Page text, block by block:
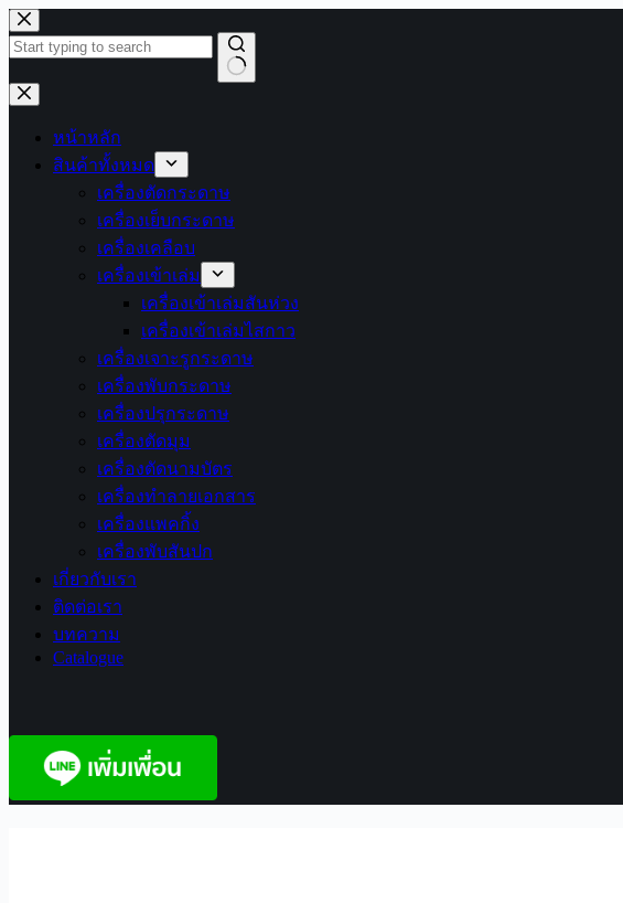
Skip
to
content
No
results
หน้าหลัก
สินค้าทั้งหมด
เครื่องตัดกระดาษ
เครื่องเย็บกระดาษ
เครื่องเคลือบ
เครื่องเข้าเล่ม
เครื่องเข้าเล่มสันห่วง
เครื่องเข้าเล่มไสกาว
เครื่องเจาะรูกระดาษ
เครื่องพับกระดาษ
เครื่องปรุกระดาษ
เครื่องตัดมุม
เครื่องตัดนามบัตร
เครื่องทำลายเอกสาร
เครื่องแพคกิ้ง
เครื่องพับสันปก
เกี่ยวกับเรา
ติดต่อเรา
บทความ
Catalogue